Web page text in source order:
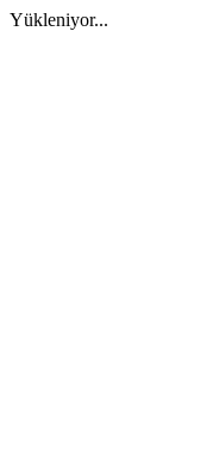
Yükleniyor...